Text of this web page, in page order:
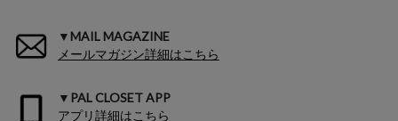
▼MAIL MAGAZINE
メールマガジン詳細はこちら
▼PAL CLOSET APP
アプリ詳細はこちら